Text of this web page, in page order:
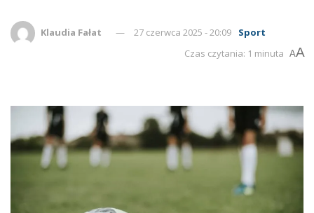
Klaudia Fałat 27 czerwca 2025 - 20:09
Sport
Czas czytania: 1 minuta AA